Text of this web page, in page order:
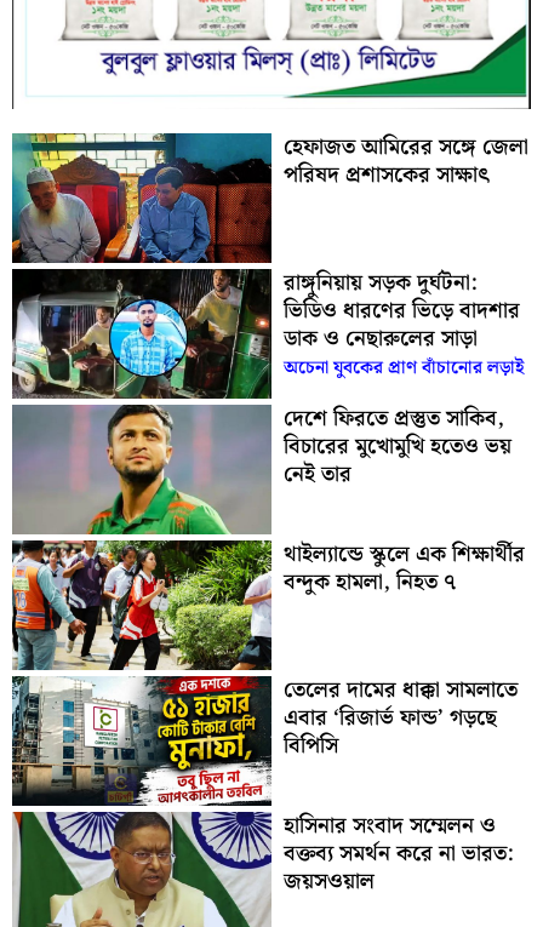
হেফাজত আমিরের সঙ্গে জেলা
পরিষদ প্রশাসকের সাক্ষাৎ
রাঙ্গুনিয়ায় সড়ক দুর্ঘটনা:
ভিডিও ধারণের ভিড়ে বাদশার
ডাক ও নেছারুলের সাড়া
অচেনা যুবকের প্রাণ বাঁচানোর লড়াই
দেশে ফিরতে প্রস্তুত সাকিব,
বিচারের মুখোমুখি হতেও ভয়
নেই তার
থাইল্যান্ডে স্কুলে এক শিক্ষার্থীর
বন্দুক হামলা, নিহত ৭
তেলের দামের ধাক্কা সামলাতে
এবার ‘রিজার্ভ ফান্ড’ গড়ছে
বিপিসি
হাসিনার সংবাদ সম্মেলন ও
বক্তব্য সমর্থন করে না ভারত:
জয়সওয়াল